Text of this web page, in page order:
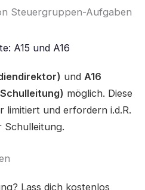
Steuergruppen-Aufgaben
A15 und A16
und A16
möglich. Diese
limitiert und erfordern i.d.R.
Schulleitung.
Lass dich kostenlos